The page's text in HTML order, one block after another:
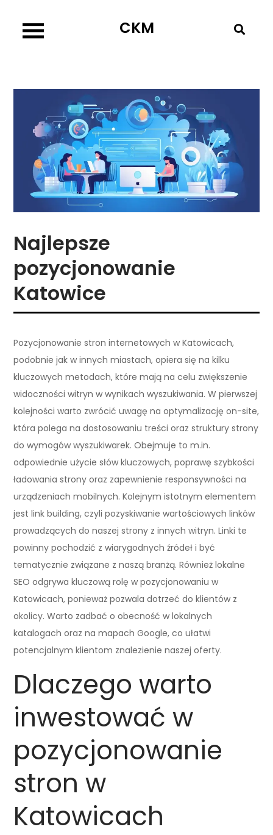
content
CKM
Najlepsze
pozycjonowanie
Katowice
Pozycjonowanie stron internetowych w Katowicach,
podobnie jak w innych miastach, opiera się na kilku
kluczowych metodach, które mają na celu zwiększenie
widoczności witryn w wynikach wyszukiwania. W pierwszej
kolejności warto zwrócić uwagę na optymalizację on-site,
która polega na dostosowaniu treści oraz struktury strony
do wymogów wyszukiwarek. Obejmuje to m.in.
odpowiednie użycie słów kluczowych, poprawę szybkości
ładowania strony oraz zapewnienie responsywności na
urządzeniach mobilnych. Kolejnym istotnym elementem
jest link building, czyli pozyskiwanie wartościowych linków
prowadzących do naszej strony z innych witryn. Linki te
powinny pochodzić z wiarygodnych źródeł i być
tematycznie związane z naszą branżą. Również lokalne
SEO odgrywa kluczową rolę w pozycjonowaniu w
Katowicach, ponieważ pozwala dotrzeć do klientów z
okolicy. Warto zadbać o obecność w lokalnych
katalogach oraz na mapach Google, co ułatwi
potencjalnym klientom znalezienie naszej oferty.
Dlaczego warto
inwestować w
pozycjonowanie
stron w
Katowicach